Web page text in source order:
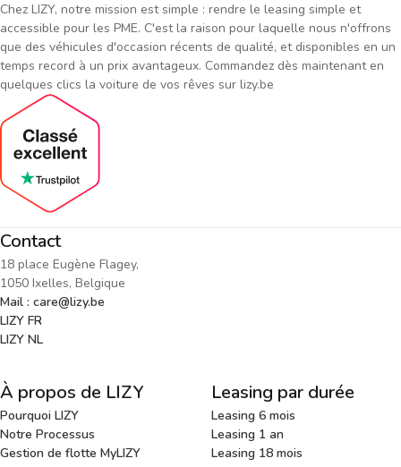
Chez LIZY, notre mission est simple : rendre le leasing simple et
accessible pour les PME. C'est la raison pour laquelle nous n'offrons
que des véhicules d'occasion récents de qualité, et disponibles en un
temps record à un prix avantageux. Commandez dès maintenant en
quelques clics la voiture de vos rêves sur lizy.be
Contact
18 place Eugène Flagey,
1050 Ixelles, Belgique
Mail : care@lizy.be
LIZY FR
LIZY NL
À propos de LIZY
Pourquoi LIZY
Notre Processus
Gestion de flotte MyLIZY
Leasing par durée
Leasing 6 mois
Leasing 1 an
Leasing 18 mois